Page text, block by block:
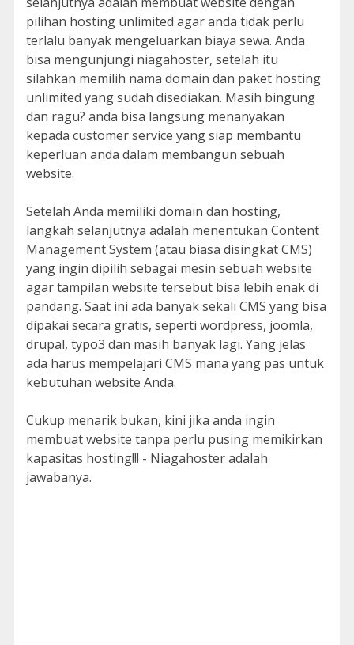
pilihan hosting unlimited agar anda tidak perlu
terlalu banyak mengeluarkan biaya sewa. Anda
bisa mengunjungi niagahoster, setelah itu
silahkan memilih nama domain dan paket hosting
unlimited yang sudah disediakan. Masih bingung
dan ragu? anda bisa langsung menanyakan
kepada customer service yang siap membantu
keperluan anda dalam membangun sebuah
website.
Setelah Anda memiliki domain dan hosting,
langkah selanjutnya adalah menentukan Content
Management System (atau biasa disingkat CMS)
yang ingin dipilih sebagai mesin sebuah website
agar tampilan website tersebut bisa lebih enak di
pandang. Saat ini ada banyak sekali CMS yang bisa
dipakai secara gratis, seperti wordpress, joomla,
drupal, typo3 dan masih banyak lagi. Yang jelas
ada harus mempelajari CMS mana yang pas untuk
kebutuhan website Anda.
Cukup menarik bukan, kini jika anda ingin
membuat website tanpa perlu pusing memikirkan
kapasitas hosting!!! - Niagahoster adalah
jawabanya.